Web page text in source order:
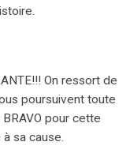
On ressort de
poursuivent toute
pour cette
sa cause.